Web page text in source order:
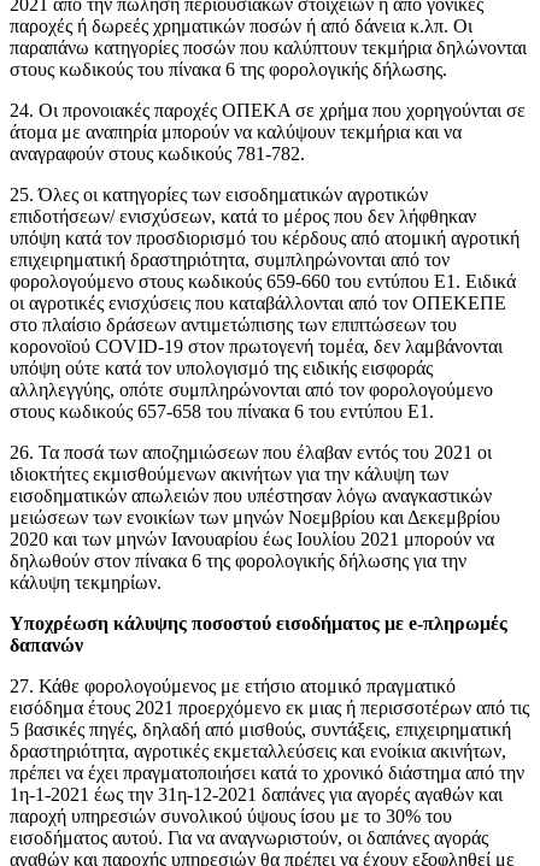
2021 από την πώληση περιουσιακών στοιχείων ή από γονικές
παροχές ή δωρεές χρηματικών ποσών ή από δάνεια κ.λπ. Οι
παραπάνω κατηγορίες ποσών που καλύπτουν τεκμήρια δηλώνονται
στους κωδικούς του πίνακα 6 της φορολογικής δήλωσης.
24. Οι προνοιακές παροχές ΟΠΕΚΑ σε χρήμα που χορηγούνται σε
άτομα με αναπηρία μπορούν να καλύψουν τεκμήρια και να
αναγραφούν στους κωδικούς 781-782.
25. Όλες οι κατηγορίες των εισοδηματικών αγροτικών
επιδοτήσεων/ ενισχύσεων, κατά το μέρος που δεν λήφθηκαν
υπόψη κατά τον προσδιορισμό του κέρδους από ατομική αγροτική
επιχειρηματική δραστηριότητα, συμπληρώνονται από τον
φορολογούμενο στους κωδικούς 659-660 του εντύπου Ε1. Ειδικά
οι αγροτικές ενισχύσεις που καταβάλλονται από τον ΟΠΕΚΕΠΕ
στο πλαίσιο δράσεων αντιμετώπισης των επιπτώσεων του
κορονοϊού COVID-19 στον πρωτογενή τομέα, δεν λαμβάνονται
υπόψη ούτε κατά τον υπολογισμό της ειδικής εισφοράς
αλληλεγγύης, οπότε συμπληρώνονται από τον φορολογούμενο
στους κωδικούς 657-658 του πίνακα 6 του εντύπου Ε1.
26. Τα ποσά των αποζημιώσεων που έλαβαν εντός του 2021 οι
ιδιοκτήτες εκμισθούμενων ακινήτων για την κάλυψη των
εισοδηματικών απωλειών που υπέστησαν λόγω αναγκαστικών
μειώσεων των ενοικίων των μηνών Νοεμβρίου και Δεκεμβρίου
2020 και των μηνών Ιανουαρίου έως Ιουλίου 2021 μπορούν να
δηλωθούν στον πίνακα 6 της φορολογικής δήλωσης για την
κάλυψη τεκμηρίων.
Υποχρέωση κάλυψης ποσοστού εισοδήματος με e-πληρωμές
δαπανών
27. Κάθε φορολογούμενος με ετήσιο ατομικό πραγματικό
εισόδημα έτους 2021 προερχόμενο εκ μιας ή περισσοτέρων από τις
5 βασικές πηγές, δηλαδή από μισθούς, συντάξεις, επιχειρηματική
δραστηριότητα, αγροτικές εκμεταλλεύσεις και ενοίκια ακινήτων,
πρέπει να έχει πραγματοποιήσει κατά το χρονικό διάστημα από την
1η-1-2021 έως την 31η-12-2021 δαπάνες για αγορές αγαθών και
παροχή υπηρεσιών συνολικού ύψους ίσου με το 30% του
εισοδήματος αυτού. Για να αναγνωριστούν, οι δαπάνες αγοράς
αγαθών και παροχής υπηρεσιών θα πρέπει να έχουν εξοφληθεί με